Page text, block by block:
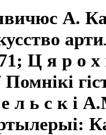
А.
Ц я р о х
Помнікі
л ь с к i